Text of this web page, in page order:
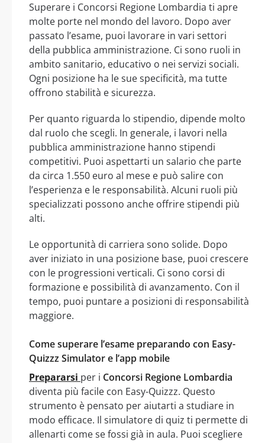
Superare i Concorsi Regione Lombardia ti apre
molte porte nel mondo del lavoro. Dopo aver
passato l’esame, puoi lavorare in vari settori
della pubblica amministrazione. Ci sono ruoli in
ambito sanitario, educativo o nei servizi sociali.
Ogni posizione ha le sue specificità, ma tutte
offrono stabilità e sicurezza.
Per quanto riguarda lo stipendio, dipende molto
dal ruolo che scegli. In generale, i lavori nella
pubblica amministrazione hanno stipendi
competitivi. Puoi aspettarti un salario che parte
da circa 1.550 euro al mese e può salire con
l’esperienza e le responsabilità. Alcuni ruoli più
specializzati possono anche offrire stipendi più
alti.
Le opportunità di carriera sono solide. Dopo
aver iniziato in una posizione base, puoi crescere
con le progressioni verticali. Ci sono corsi di
formazione e possibilità di avanzamento. Con il
tempo, puoi puntare a posizioni di responsabilità
maggiore.
Come superare l’esame preparando con Easy-
Quizzz Simulator e l’app mobile
Prepararsi per i Concorsi Regione Lombardia
diventa più facile con Easy-Quizzz. Questo
strumento è pensato per aiutarti a studiare in
modo efficace. Il simulatore di quiz ti permette di
allenarti come se fossi già in aula. Puoi scegliere